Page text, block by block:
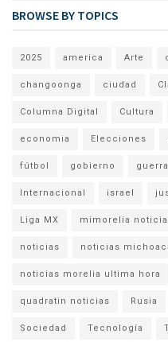
BROWSE BY TOPICS
2025 america Arte
changoonga ciudad
Columna Digital Cultura
economia Elecciones
fútbol gobierno guerra
Internacional israel
Liga MX mimorelia
noticias noticias
noticias morelia ultima hora
quadratin noticias Rusia
Sociedad Tecnología